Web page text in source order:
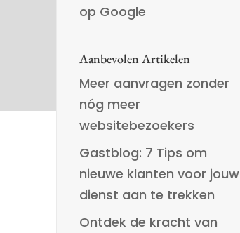
op Google
Aanbevolen Artikelen
Meer aanvragen zonder
nóg meer
websitebezoekers
Gastblog: 7 Tips om
nieuwe klanten voor jouw
dienst aan te trekken
Ontdek de kracht van